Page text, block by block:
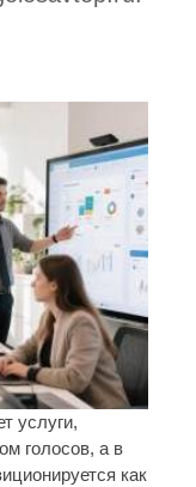
услуги,
голосов, а в
как